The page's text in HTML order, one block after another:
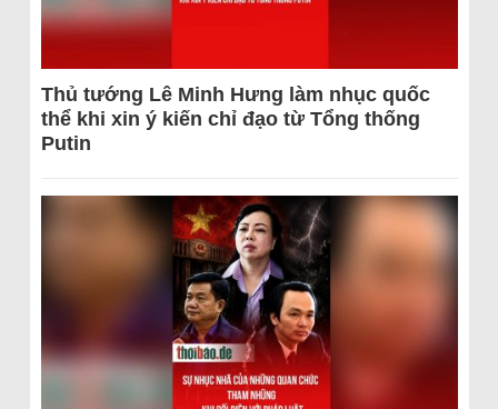
Thủ tướng Lê Minh Hưng làm nhục quốc
thể khi xin ý kiến chỉ đạo từ Tổng thống
Putin